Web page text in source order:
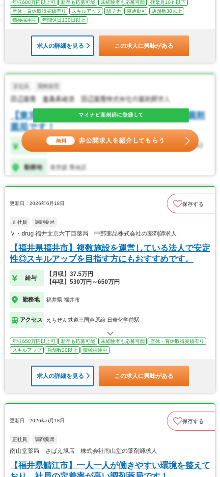
年収600万円以上可 新卒も応募可能 未経験者も応募可能
残業月10ｈ以下
産休・育休取得実績有り
スキルアップ 駅チカ 車通勤可
店舗数30以上
積極採用中
年間休日120日以上
求人の詳細を見る この求人に興味がある
更新日：2026年6月18日 保存する
正社員 調剤薬局
Ｖ・drug 福井文京六丁目薬局 中部薬品株式会社の薬剤師求人
【福井県福井市】複数施設を運営している法人で安定
性◎スキルアップを目指す方にもおすすめです。
給与
【月収】37.5万円
【年収】530万円～650万円
勤務地 福井県 福井市
アクセス えちぜん鉄道三国芦原線 日華化学前駅
年収650万円以上可 新卒も応募可能 未経験者も応募可能
産休・育休取得実績有り
スキルアップ
店舗数30以上 積極採用中
求人の詳細を見る この求人に興味がある
更新日：2026年6月18日 保存する
正社員 調剤薬局
南山堂薬局 さばえ旭店 株式会社南山堂の薬剤師求人
【福井県鯖江市】一人一人が働きやすい環境を整えて